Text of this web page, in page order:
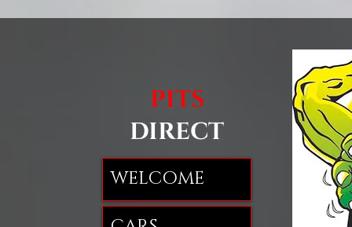
PITS
DIRECT
WELCOME